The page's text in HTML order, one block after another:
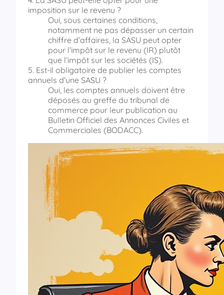
imposition sur le revenu ?
Oui, sous certaines conditions,
notamment ne pas dépasser un certain
chiffre d’affaires, la SASU peut opter
pour l’impôt sur le revenu (IR) plutôt
que l’impôt sur les sociétés (IS).
5. Est-il obligatoire de publier les comptes
annuels d’une SASU ?
Oui, les comptes annuels doivent être
déposés au greffe du tribunal de
commerce pour leur publication au
Bulletin Officiel des Annonces Civiles et
Commerciales (BODACC).